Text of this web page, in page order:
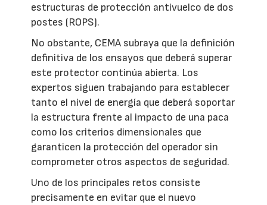
estructuras de protección antivuelco de dos
postes (ROPS).
No obstante, CEMA subraya que la definición
definitiva de los ensayos que deberá superar
este protector continúa abierta. Los
expertos siguen trabajando para establecer
tanto el nivel de energía que deberá soportar
la estructura frente al impacto de una paca
como los criterios dimensionales que
garanticen la protección del operador sin
comprometer otros aspectos de seguridad.
Uno de los principales retos consiste
precisamente en evitar que el nuevo